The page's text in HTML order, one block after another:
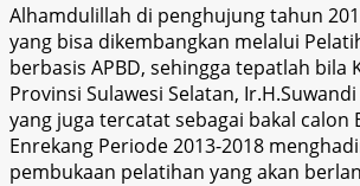
Alhamdulillah di penghujung tahun
yang bisa dikembangkan melalui
berbasis APBD, sehingga tepatlah bila
Provinsi Sulawesi Selatan,
yang juga tercatat sebagai bakal calon
Enrekang Periode 2013-2018
pembukaan pelatihan yang akan